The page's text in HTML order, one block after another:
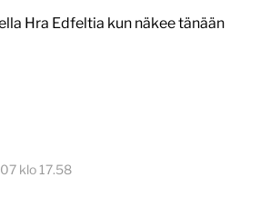
Hra Edfeltia kun näkee tänään
klo 17.58